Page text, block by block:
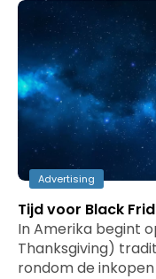
Advertising
Tijd voor Black
In Amerika begint
Thanksgiving)
rondom de